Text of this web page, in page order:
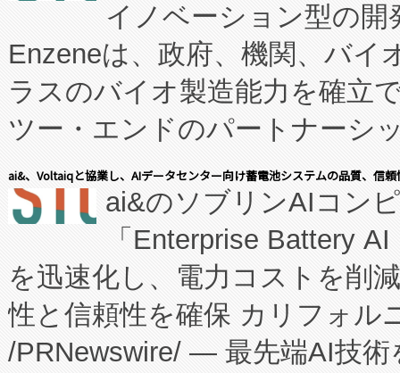
イノベーション型の
Enzeneは、政府、機関、バイ
ラスのバイオ製造能力を確立
ツー・エンドのパートナーシ
表しました。 同社の実績ある
manufacturing™ (FCCM™) プ
たNeXは、バイオ医薬品製造
従来のフェッドバッチ施設の
に、患者やサプライチェーン
キー方式で拡張性が高く、持
ai&、Voltaiqと協業し、AIデータセンター向け蓄電池システムの品質、信
ai&のソブリンAIコン
「Enterprise Battery
を迅速化し、電力コストを削
性と信頼性を確保 カリフォル
/PRNewswire/ — 最先端AI技術